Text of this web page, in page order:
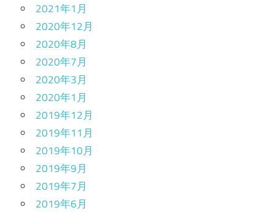
2021年1月
2020年12月
2020年8月
2020年7月
2020年3月
2020年1月
2019年12月
2019年11月
2019年10月
2019年9月
2019年7月
2019年6月